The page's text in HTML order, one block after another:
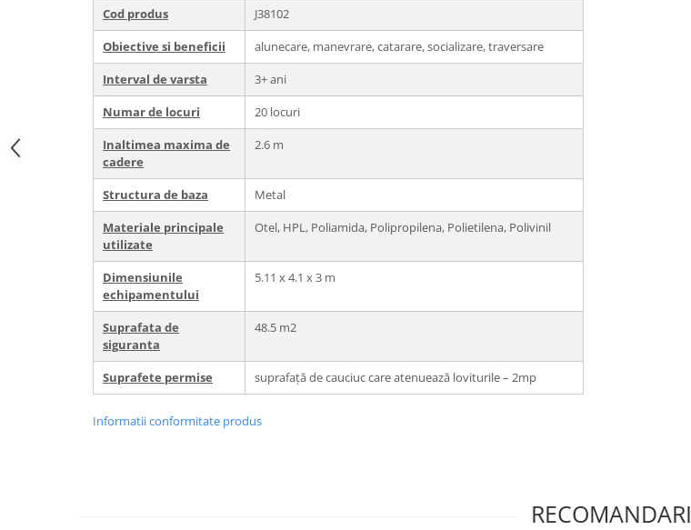
Cod produs
J38102
Obiective si beneficii
alunecare, manevrare, catarare, socializare, traversare
Interval de varsta
3+ ani
Numar de locuri
20 locuri
Inaltimea maxima de
cadere
2.6 m
Structura de baza
Metal
Materiale principale
utilizate
Otel, HPL, Poliamida, Polipropilena, Polietilena, Polivinil
Dimensiunile
echipamentului
5.11 x 4.1 x 3 m
Suprafata de
siguranta
48.5 m2
Suprafete permise suprafață de cauciuc care atenuează loviturile – 2mp
Informatii conformitate produs
RECOMANDARI